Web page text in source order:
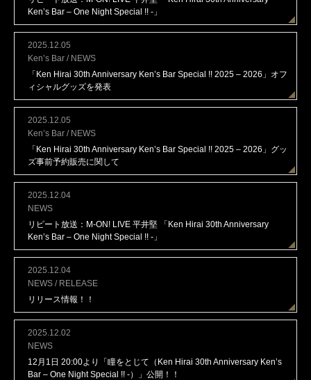
Ken’s Bar – One Night Special !! -」
2025.12.05
Ken’s Bar / NEWS
「Ken Hirai 30th Anniversary Ken’s Bar Special !! 2025 – 2026」オフ
ィシャルグッズを発表
2025.12.05
Ken’s Bar / NEWS
「Ken Hirai 30th Anniversary Ken’s Bar Special !! 2025 – 2026」グッ
ズ事前予約販売に関して
2025.12.04
NEWS
リピート放送：M-ON! LIVE 平井堅 「Ken Hirai 30th Anniversary
Ken’s Bar – One Night Special !! -」
2025.12.04
NEWS / RELEASE
リリース情報！！
2025.12.02
NEWS
12月1日 20:00より「瞳をとじて（Ken Hirai 30th Anniversary Ken’s
Bar – One Night Special !! -）」公開！！